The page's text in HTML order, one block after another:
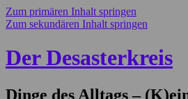
Zum primären Inhalt springen
Zum sekundären Inhalt springen
Der Desasterkreis
Dinge des Alltags –